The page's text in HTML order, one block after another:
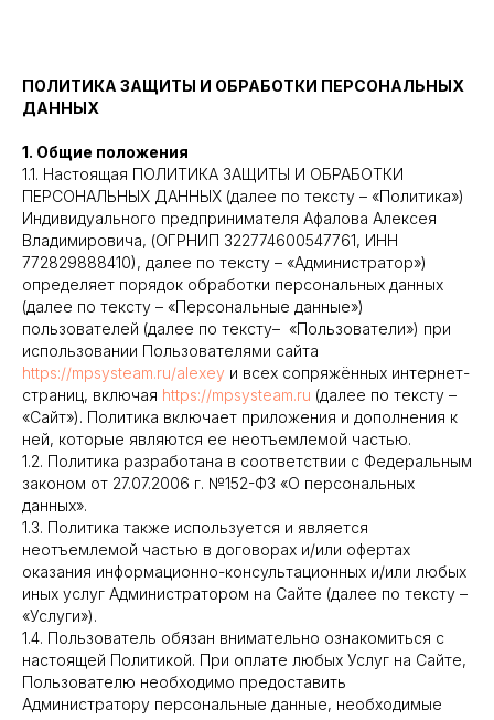
ПОЛИТИКА ЗАЩИТЫ И ОБРАБОТКИ ПЕРСОНАЛЬНЫХ
ДАННЫХ
1. Общие положения
1.1. Настоящая ПОЛИТИКА ЗАЩИТЫ И ОБРАБОТКИ
ПЕРСОНАЛЬНЫХ ДАННЫХ (далее по тексту – «Политика»)
Индивидуального предпринимателя Афалова Алексея
Владимировича, (ОГРНИП 322774600547761, ИНН
772829888410), далее по тексту – «Администратор»)
определяет порядок обработки персональных данных
(далее по тексту – «Персональные данные»)
пользователей (далее по тексту– «Пользователи») при
использовании Пользователями сайта
https://mpsysteam.ru/alexey и всех сопряжённых интернет-
страниц, включая https://mpsysteam.ru (далее по тексту –
«Сайт»). Политика включает приложения и дополнения к
ней, которые являются ее неотъемлемой частью.
1.2. Политика разработана в соответствии с Федеральным
законом от 27.07.2006 г. №152-ФЗ «О персональных
данных».
1.3. Политика также используется и является
неотъемлемой частью в договорах и/или офертах
оказания информационно-консультационных и/или любых
иных услуг Администратором на Сайте (далее по тексту –
«Услуги»).
1.4. Пользователь обязан внимательно ознакомиться с
настоящей Политикой. При оплате любых Услуг на Сайте,
Пользователю необходимо предоставить
Администратору персональные данные, необходимые